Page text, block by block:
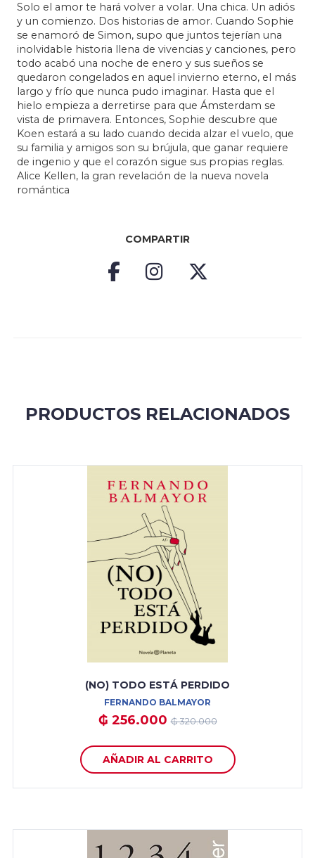
Solo el amor te hará volver a volar. Una chica. Un adiós
y un comienzo. Dos historias de amor. Cuando Sophie
se enamoró de Simon, supo que juntos tejerían una
inolvidable historia llena de vivencias y canciones, pero
todo acabó una noche de enero y sus sueños se
quedaron congelados en aquel invierno eterno, el más
largo y frío que nunca pudo imaginar. Hasta que el
hielo empieza a derretirse para que Ámsterdam se
vista de primavera. Entonces, Sophie descubre que
Koen estará a su lado cuando decida alzar el vuelo, que
su familia y amigos son su brújula, que ganar requiere
de ingenio y que el corazón sigue sus propias reglas.
Alice Kellen, la gran revelación de la nueva novela
romántica
COMPARTIR
PRODUCTOS RELACIONADOS
(NO) TODO ESTÁ PERDIDO
FERNANDO BALMAYOR
₲ 256.000₲ 320.000
AÑADIR AL CARRITO